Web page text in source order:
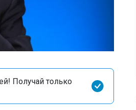
Получай только